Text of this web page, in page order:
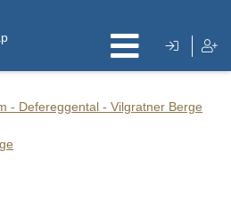
- Defereggental - Vilgratner Berge